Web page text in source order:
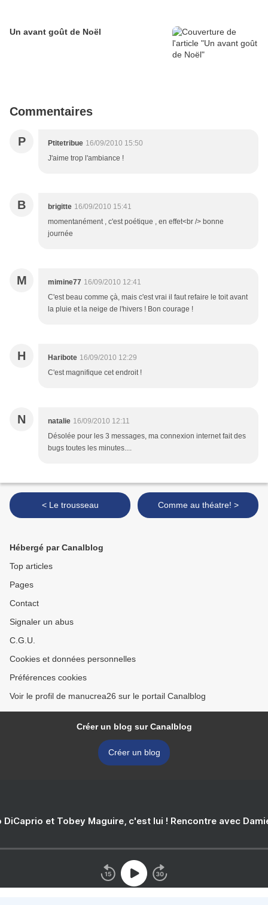
Un avant goût de Noël
Commentaires
P Ptitetribue 16/09/2010 15:50
J'aime trop l'ambiance !
B brigitte 16/09/2010 15:41
momentanément , c'est poétique , en effet<br /> bonne
journée
M mimine77 16/09/2010 12:41
C'est beau comme çà, mais c'est vrai il faut refaire le toit avant
la pluie et la neige de l'hivers ! Bon courage !
H Haribote 16/09/2010 12:29
C'est magnifique cet endroit !
N natalie 16/09/2010 12:11
Désolée pour les 3 messages, ma connexion internet fait des
bugs toutes les minutes....
< Le trousseau Comme au théatre! >
Hébergé par Canalblog
Top articles
Pages
Contact
Signaler un abus
C.G.U.
Cookies et données personnelles
Préférences cookies
Voir le profil de manucrea26 sur le portail Canalblog
Créer un blog sur Canalblog
Créer un blog
DiCaprio et Tobey Maguire, c'est lui ! Rencontre avec